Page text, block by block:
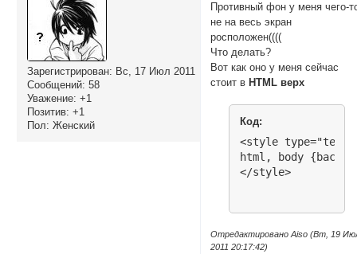
Зарегистрирован: Вс, 17 Июл 2011
Сообщений: 58
Уважение: +1
Позитив: +1
Пол: Женский
Противный фон у меня чего-
не на весь экран
росположен((((
Что делать?
Вот как оно у меня сейчас
стоит в HTML верх
Код:
<style type="text/
html, body
</style>
Отредактировано Aiso (Вт, 19
2011 20:17:42)